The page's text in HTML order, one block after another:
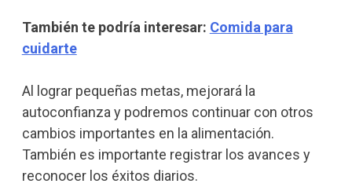
También te podría interesar: Comida para
cuidarte
Al lograr pequeñas metas, mejorará la
autoconfianza y podremos continuar con otros
cambios importantes en la alimentación.
También es importante registrar los avances y
reconocer los éxitos diarios.